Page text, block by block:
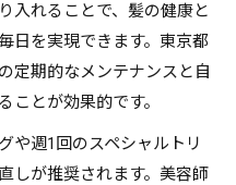
入れることで、髪の健康と
日を実現できます。東京都
定期的なメンテナンスと自
ことが効果的です。
や週1回のスペシャルトリ
しが推奨されます。美容師